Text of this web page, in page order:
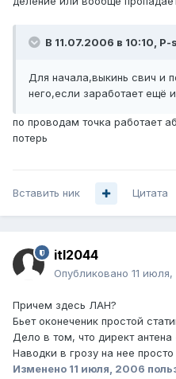
В 11.07.2006 в 10:10, P-
Для начала,выкинь свич и
него,если заработает ещё
по проводам точка работает
потерь
Вставить ник Цитата
itl2044
Опубликовано 11
Причем здесь ЛАН?
Бьет оконеченик простой
Дело в том, что директ антена
Наводки в грозу на нее
Изменено 11 июля, 2006